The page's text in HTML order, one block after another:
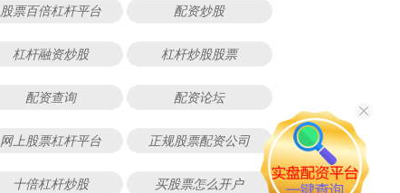
股票百倍杠杆平台 配资炒股
杠杆融资炒股 杠杆炒股股票
配资查询 配资论坛
网上股票杠杆平台 正规股票配资公司
十倍杠杆炒股 买股票怎么开户